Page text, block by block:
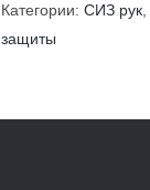
Категории: СИЗ рук
защиты